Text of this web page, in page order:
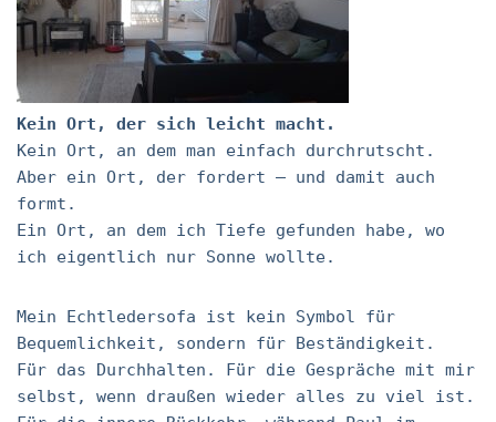
Kein Ort, der sich leicht macht.
Kein Ort, an dem man einfach durchrutscht.
Aber ein Ort, der fordert – und damit auch
formt.
Ein Ort, an dem ich Tiefe gefunden habe, wo
ich eigentlich nur Sonne wollte.
Mein Echtledersofa ist kein Symbol für
Bequemlichkeit, sondern für Beständigkeit.
Für das Durchhalten. Für die Gespräche mit mir
selbst, wenn draußen wieder alles zu viel ist.